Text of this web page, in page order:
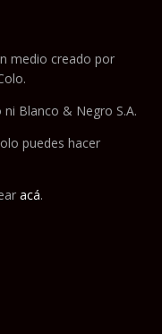
medio creado por
Blanco & Negro S.A.
puedes hacer
acá.